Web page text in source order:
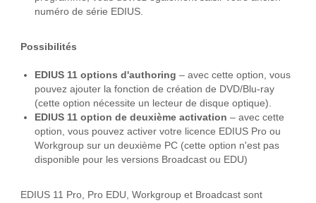
numéro de série EDIUS.
Possibilités
EDIUS 11 options d'authoring – avec cette option, vous
pouvez ajouter la fonction de création de DVD/Blu-ray
(cette option nécessite un lecteur de disque optique).
EDIUS 11 option de deuxième activation – avec cette
option, vous pouvez activer votre licence EDIUS Pro ou
Workgroup sur un deuxième PC (cette option n'est pas
disponible pour les versions Broadcast ou EDU)
EDIUS 11 Pro, Pro EDU, Workgroup et Broadcast sont